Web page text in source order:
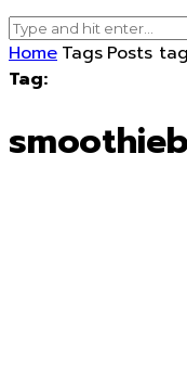
Home Tags Posts
Tag: